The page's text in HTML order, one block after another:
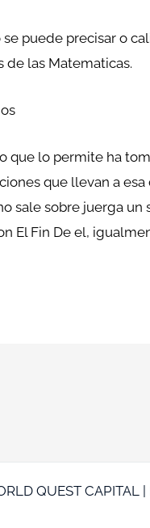
puede precisar o
de las Matematicas.
que lo permite ha
que llevan a
sale sobre juerga
El Fin De el,
QUEST CAPITAL